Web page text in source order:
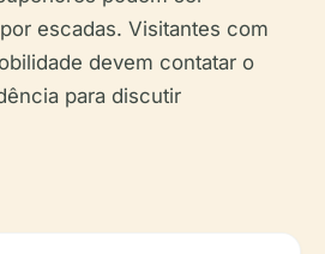
escadas. Visitantes com
devem contatar o
para discutir